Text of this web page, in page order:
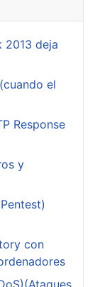
2013 deja
el
Response
y
con